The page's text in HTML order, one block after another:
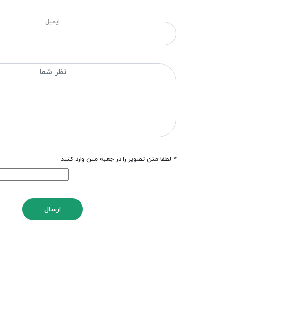
ایمیل
* لطفا متن تصویر را در جعبه متن وارد کنید
ارسال